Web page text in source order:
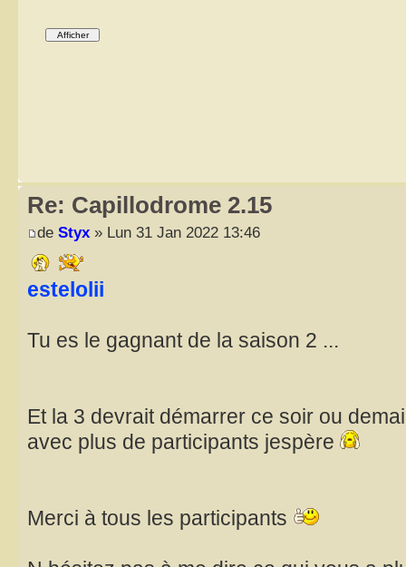
Re: Capillodrome 2.15
de Styx » Lun 31 Jan 2022 13:46
estelolii
Tu es le gagnant de la saison 2 ...
Et la 3 devrait démarrer ce soir ou
avec plus de participants jespère
Merci à tous les participants